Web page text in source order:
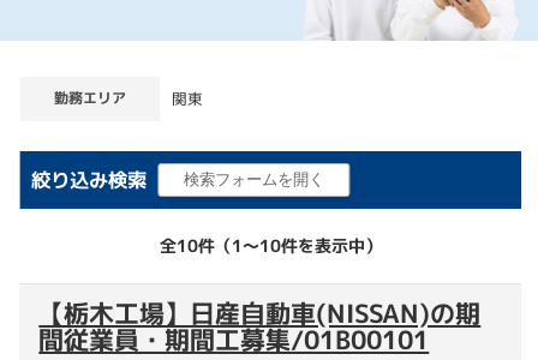
勤務エリア 関東
絞り込み検索
全10件（1〜10件を表示中）
【栃木工場】日産自動車(NISSAN)の期
間従業員・期間工募集/01B00101